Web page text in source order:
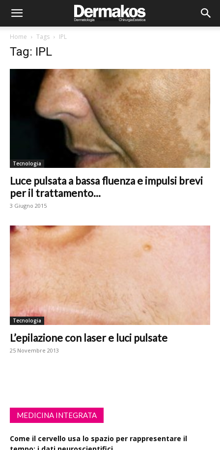
Home Tags IPL
Tag: IPL
Tecnologia
Luce pulsata a bassa fluenza e impulsi brevi
per il trattamento...
3 Giugno 2015
Tecnologia
L’epilazione con laser e luci pulsate
25 Novembre 2013
MEDICINA INTEGRATA
Come il cervello usa lo spazio per rappresentare il
tempo: i dati neuroscientifici